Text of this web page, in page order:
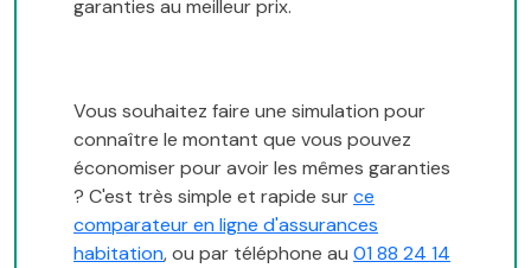
garanties au meilleur prix.
Vous souhaitez faire une simulation pour
connaître le montant que vous pouvez
économiser pour avoir les mêmes garanties
? C'est très simple et rapide surce
comparateur en ligne d'assurances
habitation, ou par téléphone au 01 88 24 14